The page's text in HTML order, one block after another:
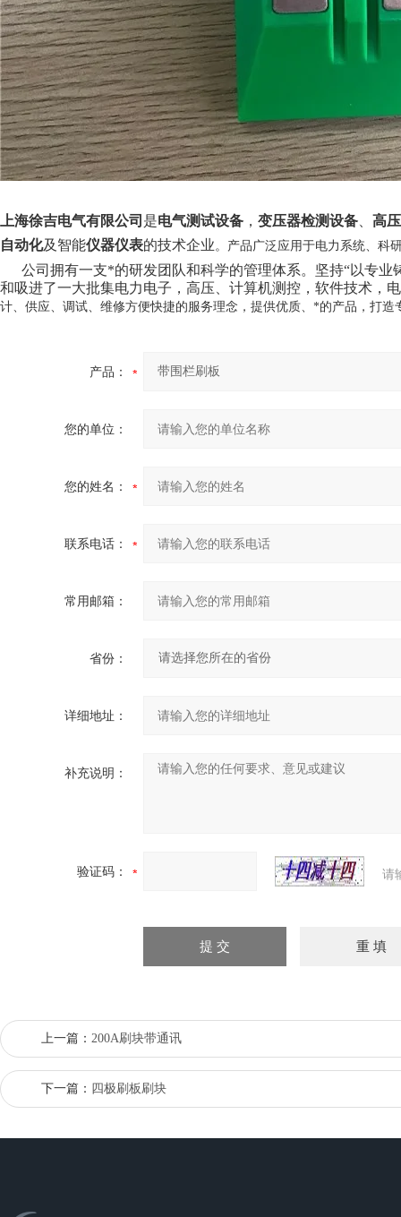
上海徐吉电气有限公司 是电气测试设备 ， 变压器检测设备
高
自动化及智能仪器仪表的技术企业 。产品广泛应用于电力系统、科
公司拥有一支*的研发团队和科学的管理体系。坚持“以专业
和吸进了一大批集电力电子，高压、计算机测控，软件技术，
计、供应、调试、维修方便快捷的服务理念，提供优质、*的产品，打造
产品：
您的单位：
您的姓名：
联系电话：
常用邮箱：
省份：
详细地址：
补充说明：
验证码： 请
上一篇： 200A刷块带通讯
下一篇： 四极刷板刷块